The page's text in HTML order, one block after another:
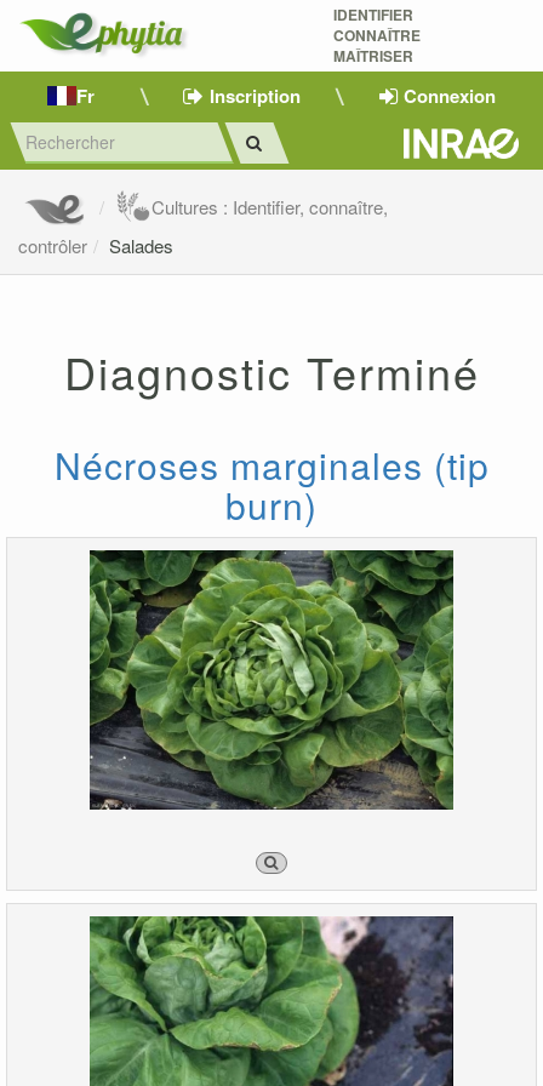
IDENTIFIER
CONNAÎTRE
MAÎTRISER
Fr Inscription Connexion
Cultures : Identifier, connaître,
contrôler
Salades
Diagnostic Terminé
Nécroses marginales (tip
burn)